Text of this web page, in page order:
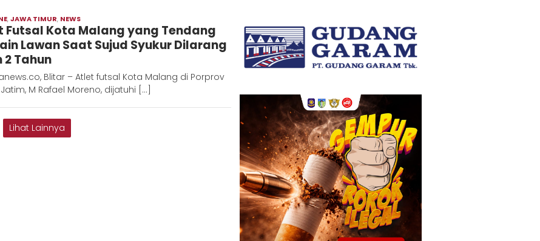
,JAWA TIMUR, NEWS
Hadi
Futsal Kota Malang yang Tendang
Lawan Saat Sujud Syukur Dilarang
2 Tahun
Blitar – Atlet futsal Kota Malang di Porprov
Jatim, M Rafael Moreno, dijatuhi […]
Lihat Lainnya